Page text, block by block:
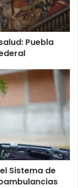
Puebla
Sistema de